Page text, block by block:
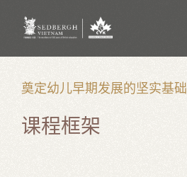
容
奠定幼儿早期发展的坚实基础
课程框架